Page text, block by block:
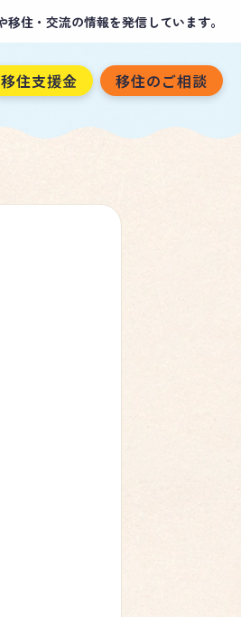
住・交流の情報を発信しています。
移住支援金 移住のご相談